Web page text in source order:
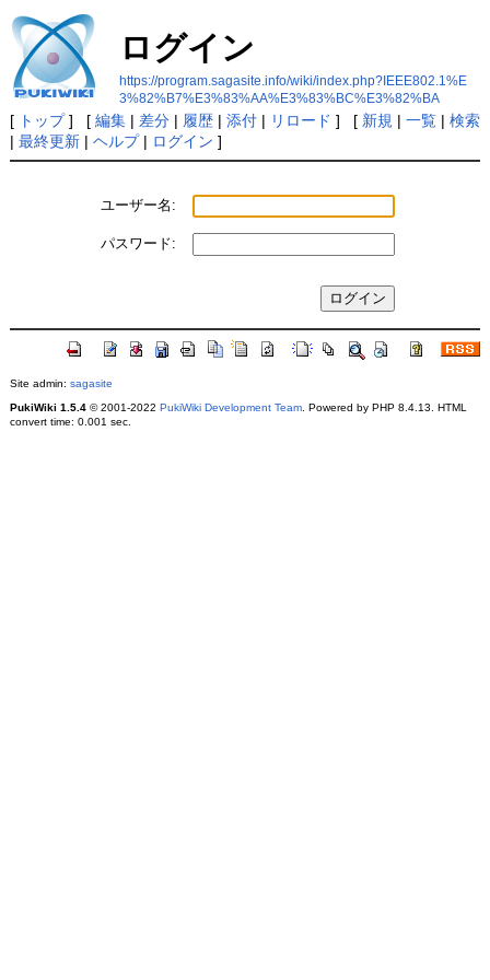
ログイン
https://program.sagasite.info/wiki/index.php?IEEE802.1%E
3%82%B7%E3%83%AA%E3%83%BC%E3%82%BA
[ トップ] [ 編集| 差分| 履歴| 添付| リロード ] [ 新規 | 一覧| 検索
| 最終更新| ヘルプ| ログイン ]
ユーザー名:
パスワード:
Site admin: sagasite
PukiWiki 1.5.4© 2001-2022 PukiWiki Development Team. Powered by PHP 8.4.13. HTML
convert time: 0.001 sec.